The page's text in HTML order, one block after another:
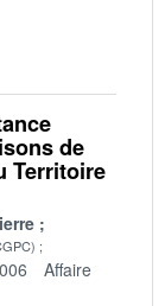
de
Territoire
Affaire